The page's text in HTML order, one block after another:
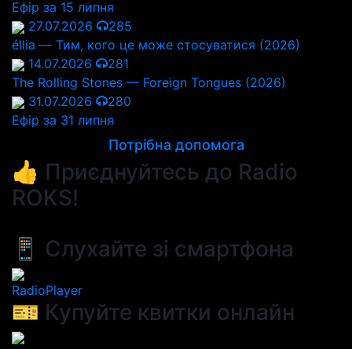
Ефір за 15 липня
27.07.2026
285
éllia — Тим, кого це може стосуватися (2026)
14.07.2026
281
The Rolling Stones — Foreign Tongues (2026)
31.07.2026
280
Ефір за 31 липня
Потрібна допомога
👍 Приєднуйтесь до Radio
ROKS!
📱 Слухайте зі смартфона
RadioPlayer
🎫 Купуйте квитки онлайн